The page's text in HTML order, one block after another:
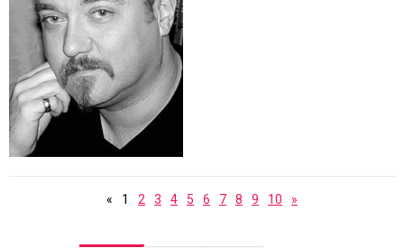
« 1 2 3 4 5 6 7 8 9 10 »